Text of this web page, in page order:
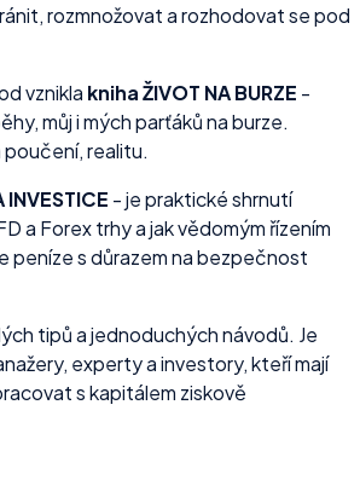
rozmnožovat a rozhodovat se pod
vznikla kniha ŽIVOT NA BURZE -
můj i mých parťáků na burze.
poučení, realitu.
INVESTICE - je praktické shrnutí
a Forex trhy a jak vědomým řízením
peníze s důrazem na bezpečnost
tipů a jednoduchých návodů. Je
experty a investory, kteří mají
s kapitálem ziskově